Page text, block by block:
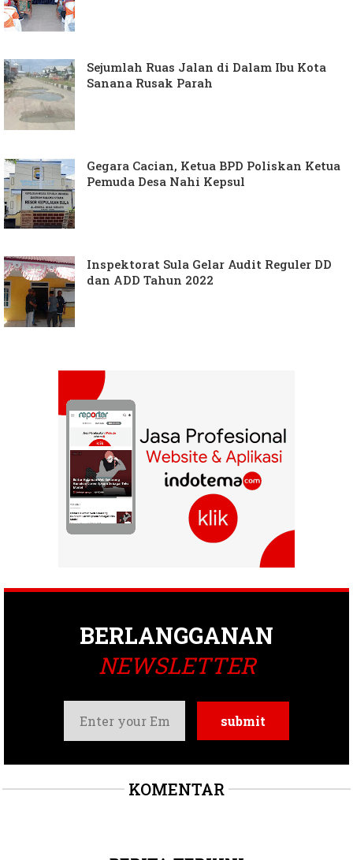
Sejumlah Ruas Jalan di Dalam Ibu Kota
Sanana Rusak Parah
Gegara Cacian, Ketua BPD Poliskan Ketua
Pemuda Desa Nahi Kepsul
Inspektorat Sula Gelar Audit Reguler DD
dan ADD Tahun 2022
BERLANGGANAN
NEWSLETTER
KOMENTAR